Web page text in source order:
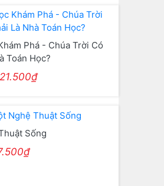
Phá - Chúa Trời Có
Toán Học?
Sống